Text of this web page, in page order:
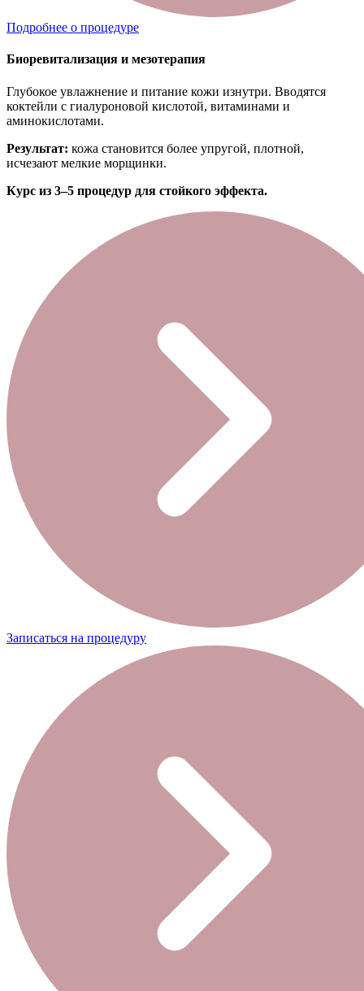
Подробнее о процедуре
Биоревитализация и мезотерапия
Глубокое увлажнение и питание кожи изнутри. Вводятся
коктейли с гиалуроновой кислотой, витаминами и
аминокислотами.
Результат: кожа становится более упругой, плотной,
исчезают мелкие морщинки.
Курс из 3–5 процедур для стойкого эффекта.
Записаться на процедуру